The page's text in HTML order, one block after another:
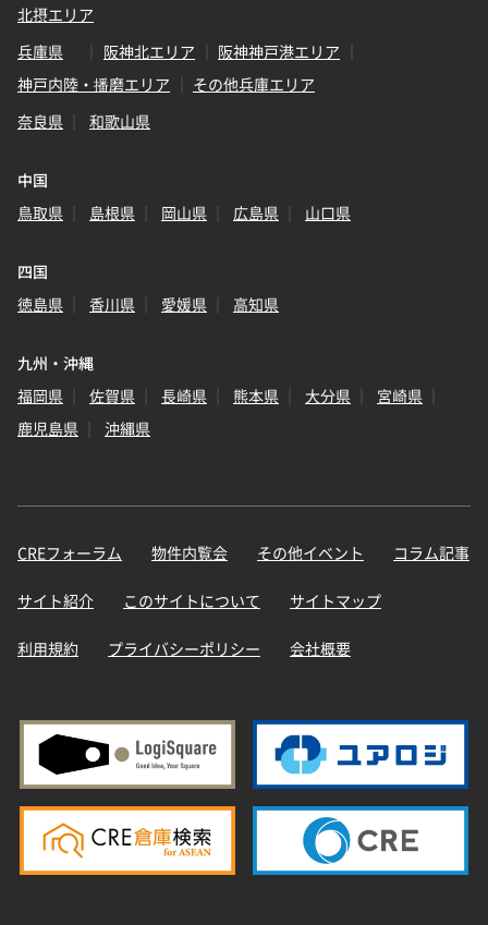
北摂エリア
兵庫県
阪神北エリア
阪神神戸港エリア
神戸内陸・播磨エリア
その他兵庫エリア
奈良県
和歌山県
中国
鳥取県
島根県 岡山県 広島県 山口県
四国
徳島県
香川県 愛媛県 高知県
九州・沖縄
福岡県
佐賀県 長崎県 熊本県 大分県
宮崎県
鹿児島県
沖縄県
CREフォーラム 物件内覧会 その他イベント コラム記事
サイト紹介 このサイトについて サイトマップ
利用規約 プライバシーポリシー 会社概要